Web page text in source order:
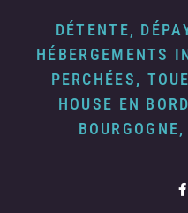
DÉTENTE,
HÉBERGEMENTS
PERCHÉES,
HOUSE EN